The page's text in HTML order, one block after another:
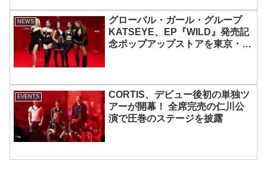
NEWS
グローバル・ガール・グループ
KATSEYE、EP『WILD』発売記
念ポップアップストアを東京・原
EVENTS
CORTIS、デビュー後初の単独ツ
アーが開幕！ 全席完売の仁川公
演で圧巻のステージを披露